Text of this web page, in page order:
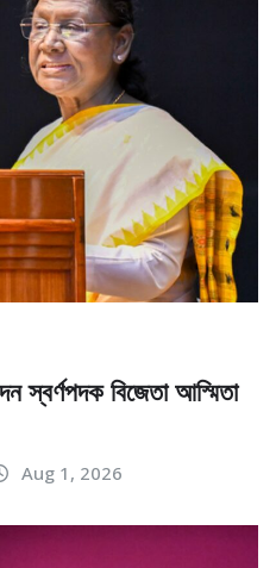
স্বর্ণপদক বিজেতা আস্মিতা
Aug 1, 2026